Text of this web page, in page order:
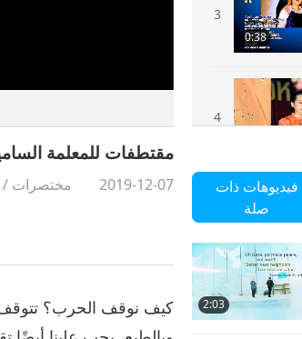
مقتطفات للمعلمة
2019-12-07 مختصرات /
كيف نوقف الحرب؟ تتوقف
3
0:38
4
5
1:07
6
فيديوهات ذات
صلة
2:03